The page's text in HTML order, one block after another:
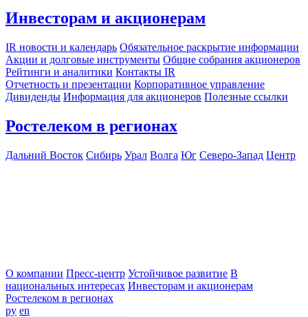
Инвесторам и акционерам
IR новости и календарь Обязательное раскрытие информации
Акции и долговые инструменты Общие собрания акционеров
Рейтинги и аналитики Контакты IR
Отчетность и презентации Корпоративное управление
Дивиденды Информация для акционеров Полезные ссылки
Ростелеком в регионах
Дальний Восток Сибирь Урал Волга Юг Северо-Запад Центр
О компании Пресс-центр Устойчивое развитие В
национальных интересах Инвесторам и акционерам
Ростелеком в регионах
ру en